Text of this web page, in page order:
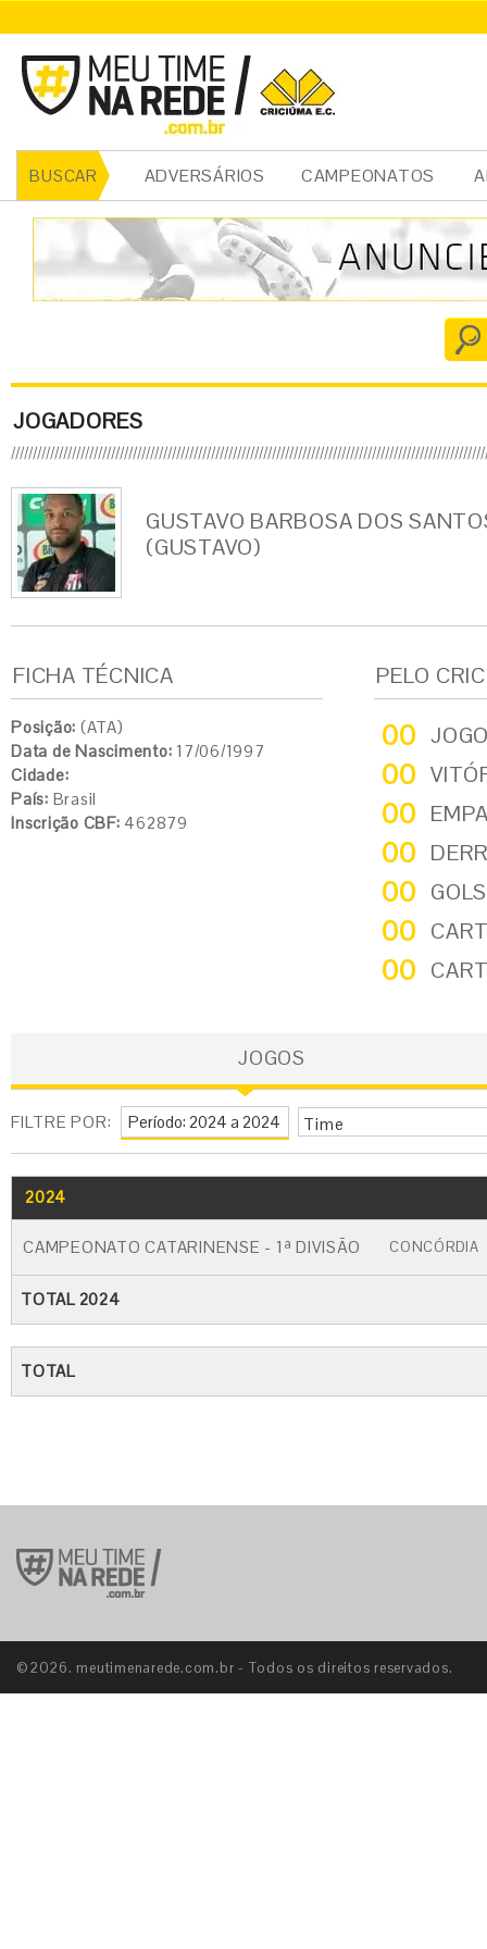
BUSCAR ADVERSÁRIOS CAMPEONATOS
JOGADORES
GUSTAVO BARBOSA DOS
(GUSTAVO)
FICHA TÉCNICA
Posição: (ATA)
Data de Nascimento: 17/06/1997
Cidade:
País: Brasil
Inscrição CBF: 462879
PELO
00
00
00
00
00
00
00
JOGOS
FILTRE POR: Time
2024
CAMPEONATO CATARINENSE - 1ª DIVISÃO CONCÓRDIA
TOTAL 2024
TOTAL
©2026. meutimenarede.com.br - Todos os direitos reservados.